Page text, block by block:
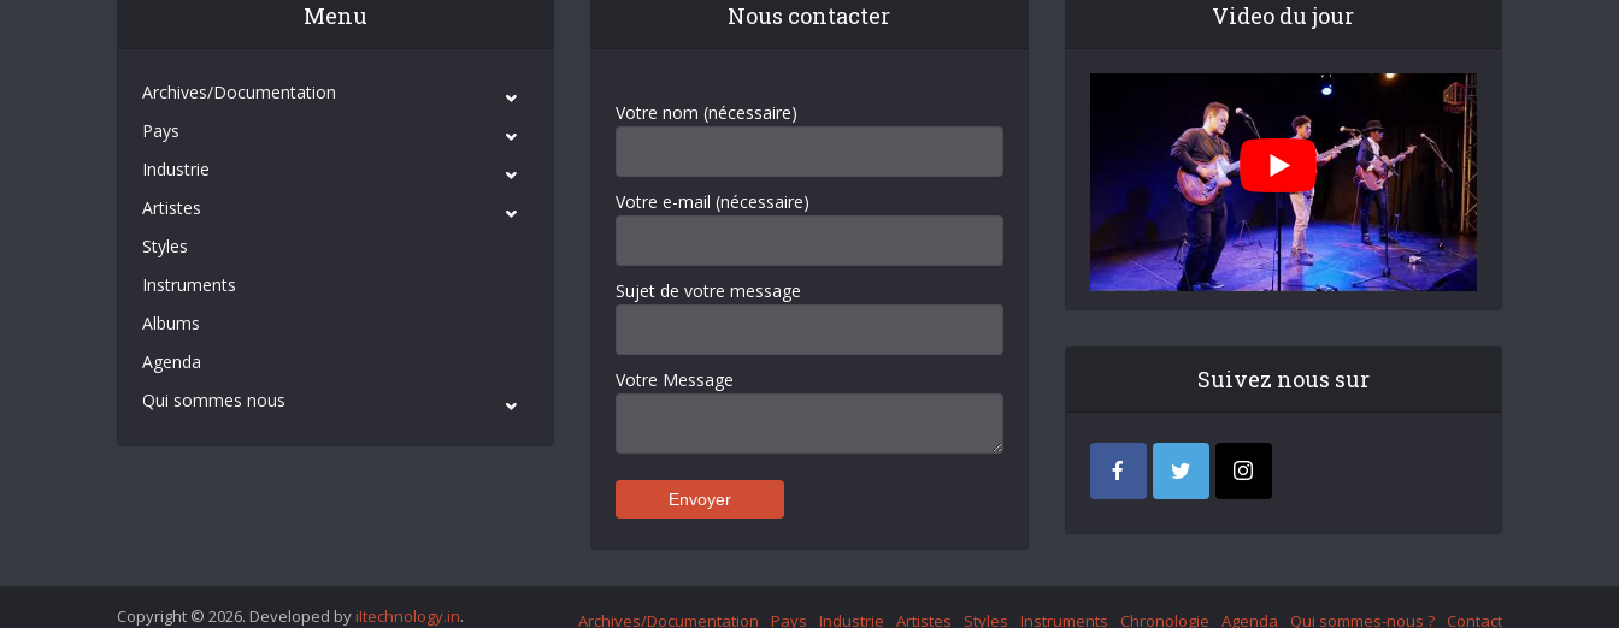
Menu
Archives/Documentation
Pays
Industrie
Artistes
Styles
Instruments
Albums
Agenda
Qui sommes nous
Nous contacter
Votre nom (nécessaire)
Votre e-mail (nécessaire)
Sujet de votre message
Votre Message
Video du jour
Suivez nous sur
Copyright © 2026. Developed by iItechnology.in. Archives/Documentation Pays Industrie Artistes Styles Instruments Chronologie Agenda Qui sommes-nous ? Contact